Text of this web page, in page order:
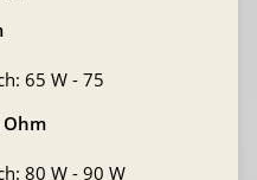
65 W - 75
Ohm
80 W - 90 W